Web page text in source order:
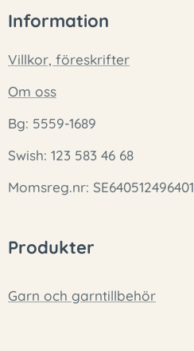
Information
Villkor, föreskrifter
Om oss
Bg: 5559-1689
Swish: 123 583 46 68
Momsreg.nr: SE640512496401
Produkter
Garn och garntillbehör